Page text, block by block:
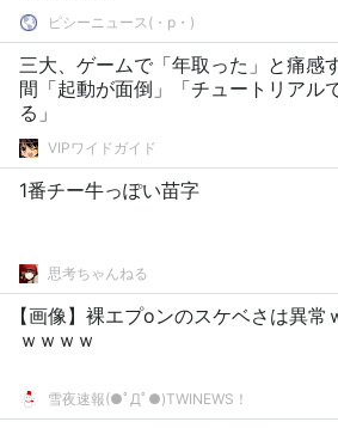
ピシーニュース(・p・)ゞ
三大、ゲームで「年取った」と痛感
間「起動が面倒」「チュートリアル
る」
VIPワイドガイド
1番チー牛っぽい苗字
思考ちゃんねる
【画像】裸エプoンのスケベさは異常
ｗｗｗｗ
雪夜速報(●ﾟДﾟ●)TWINEWS！